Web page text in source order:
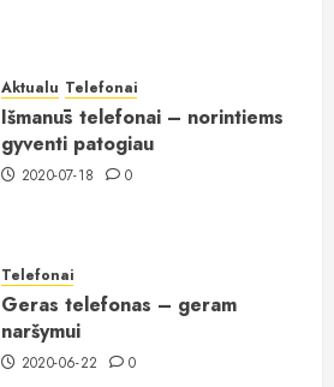
Aktualu Telefonai
Išmanūs telefonai – norintiems
gyventi patogiau
2020-07-18 0
Telefonai
Geras telefonas – geram
naršymui
2020-06-22 0